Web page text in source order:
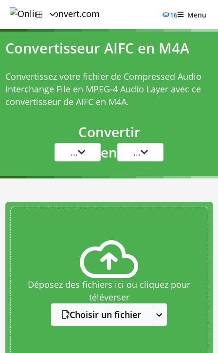
16 Menu
Convertisseur AIFC en M4A
Convertissez votre fichier de Compressed Audio
Interchange File en MPEG-4 Audio Layer avec ce
convertisseur de AIFC en M4A.
Convertir
... en ...
Déposez des fichiers ici ou cliquez pour
téléverser
Choisir un fichier